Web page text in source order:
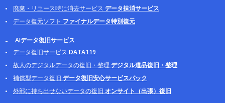
廃棄・リユース時に消去サービス データ抹消サービス
データ復元ソフト ファイナルデータ特別復元
AIデータ復旧サービス
データ復旧サービス DATA119
故人のデジタルデータの復旧・整理 デジタル遺品復旧・整理
補償型データ復旧 データ復旧安心サービスパック
外部に持ち出せないデータの復旧 オンサイト（出張）復旧